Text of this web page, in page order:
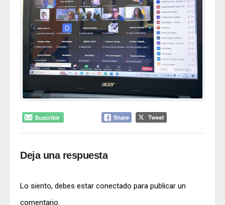
Deja una respuesta
Lo siento, debes estar conectado para publicar un
comentario.